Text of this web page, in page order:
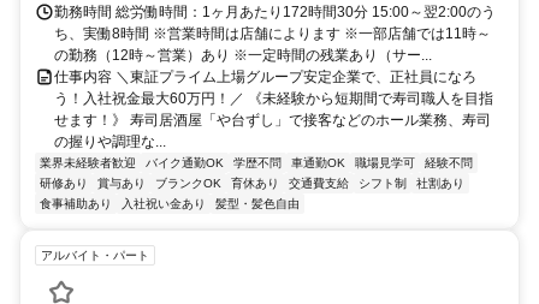
勤務時間 総労働時間：1ヶ月あたり172時間30分 15:00～翌2:00のう
ち、実働8時間 ※営業時間は店舗によります ※一部店舗では11時～
の勤務（12時～営業）あり ※一定時間の残業あり（サー...
仕事内容 ＼東証プライム上場グループ安定企業で、正社員になろ
う！入社祝金最大60万円！／ 《未経験から短期間で寿司職人を目指
せます！》 寿司居酒屋「や台ずし」で接客などのホール業務、寿司
の握りや調理な...
業界未経験者歓迎 バイク通勤OK 学歴不問 車通勤OK 職場見学可
経験不問
研修あり
賞与あり ブランクOK 育休あり 交通費支給 シフト制
社割あり
食事補助あり
入社祝い金あり 髪型・髪色自由
アルバイト・パート